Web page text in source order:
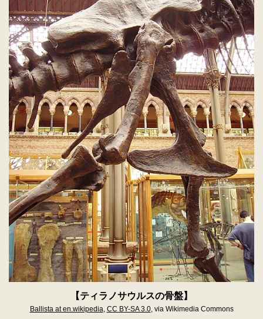
【ティラノサウルスの骨盤】
Ballista at en.wikipedia, CC BY-SA 3.0, via Wikimedia Commons